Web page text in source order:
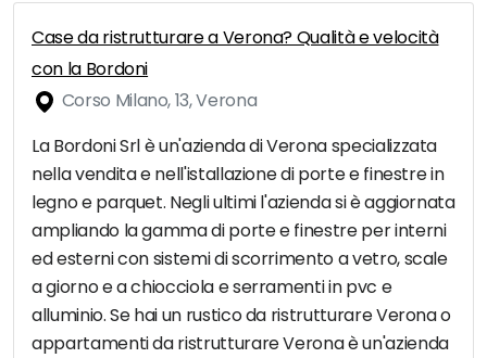
Case da ristrutturare a Verona? Qualità e velocità
con la Bordoni
Corso Milano, 13, Verona
La Bordoni Srl è un'azienda di Verona specializzata
nella vendita e nell'istallazione di porte e finestre in
legno e parquet. Negli ultimi l'azienda si è aggiornata
ampliando la gamma di porte e finestre per interni
ed esterni con sistemi di scorrimento a vetro, scale
a giorno e a chiocciola e serramenti in pvc e
alluminio. Se hai un rustico da ristrutturare Verona o
appartamenti da ristrutturare Verona è un'azienda